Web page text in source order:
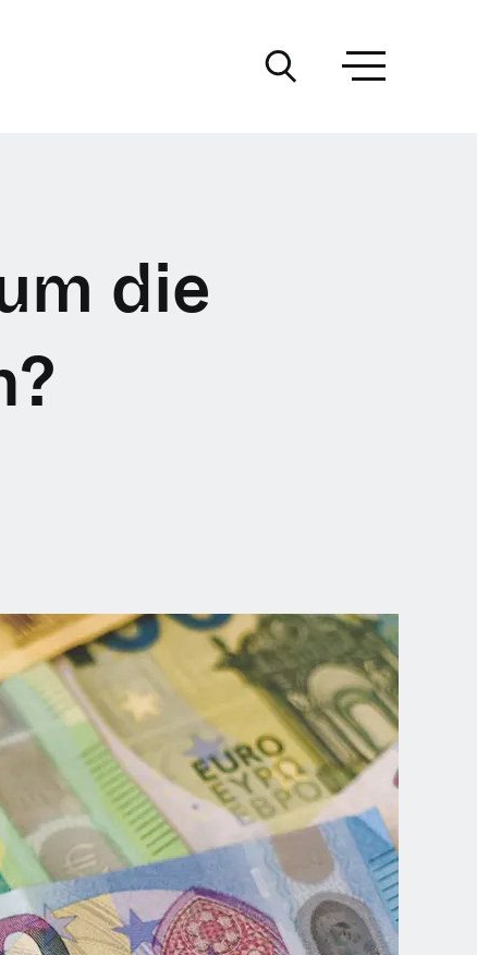
die